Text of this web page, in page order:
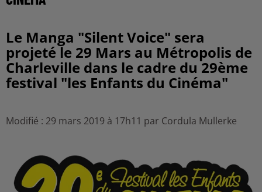
Le Manga "Silent Voice" sera
projeté le 29 Mars au Métropolis de
Charleville dans le cadre du 29ème
festival "les Enfants du Cinéma"
Modifié : 29 mars 2019 à 17h11 par Cordula Mullerke